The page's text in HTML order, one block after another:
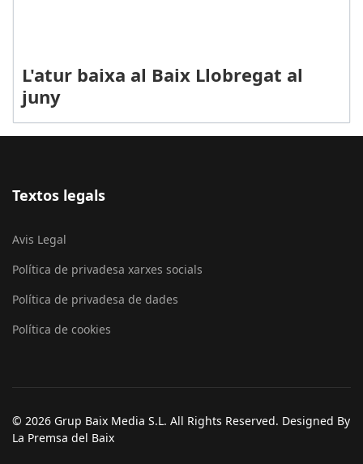
L'atur baixa al Baix Llobregat al
juny
Textos legals
Avis Legal
Política de privadesa xarxes socials
Política de privadesa de dades
Política de cookies
© 2026 Grup Baix Media S.L. All Rights Reserved. Designed By
La Premsa del Baix